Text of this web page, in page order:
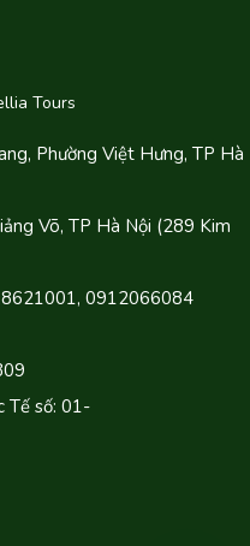
Tours
Phường Việt Hưng, TP Hà
Võ, TP Hà Nội (289 Kim
0912066084
Tế số: 01-